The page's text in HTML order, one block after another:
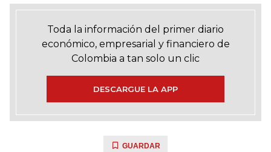
Toda la información del primer diario
económico, empresarial y financiero de
Colombia a tan solo un clic
DESCARGUE LA APP
GUARDAR